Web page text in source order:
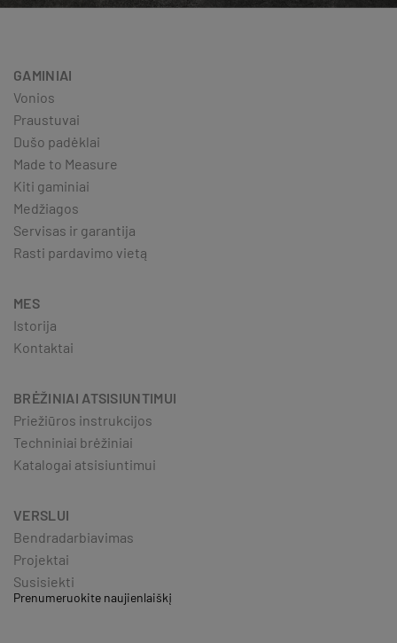
GAMINIAI
Vonios
Praustuvai
Dušo padėklai
Made to Measure
Kiti gaminiai
Medžiagos
Servisas ir garantija
Rasti pardavimo vietą
MES
Istorija
Kontaktai
BRĖŽINIAI ATSISIUNTIMUI
Priežiūros instrukcijos
Techniniai brėžiniai
Katalogai atsisiuntimui
VERSLUI
Bendradarbiavimas
Projektai
Susisiekti
Prenumeruokite naujienlaiškį